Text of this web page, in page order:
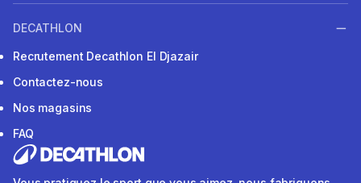
DECATHLON
Recrutement Decathlon El Djazair
Contactez-nous
Nos magasins
FAQ